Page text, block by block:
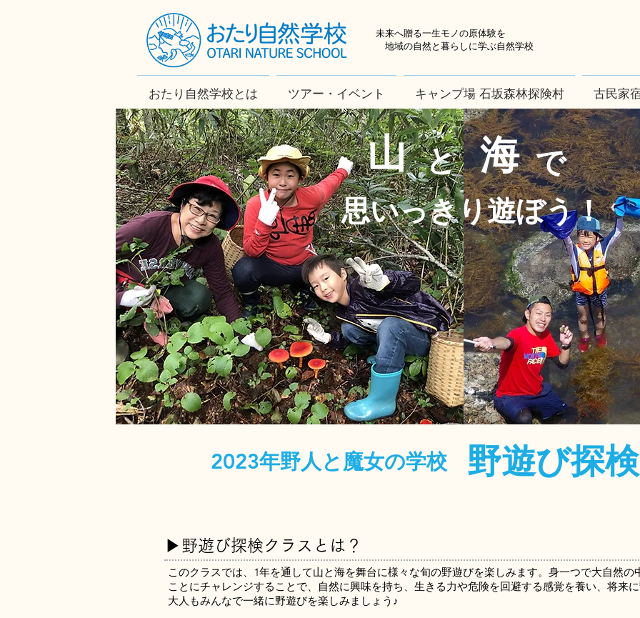
未来へ贈る一生モノの原体験を
地域の自然と暮らしに学ぶ自然学校
おたり自然学校とは ツアー・イベント キャンプ場 石坂森林探険村 古民家
​山 海
と で
思いっきり遊ぼう！
野遊び探
2023年野人と魔女の学校
▶︎ 野遊び探検クラスとは？
このクラスでは、1年を通して山と海を舞台に様々な旬の野遊びを楽しみます。身一つで大自然
ことにチャレンジすることで、自然に興味を持ち、生きる力や危険を回避する感覚を養い、将来
大人もみんなで一緒に野遊びを楽しみましょう♪